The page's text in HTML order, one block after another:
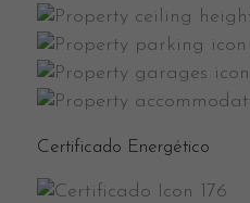
Certificado Energético
176